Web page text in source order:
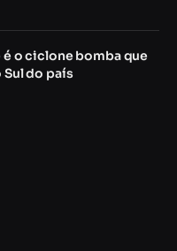
é o ciclone bomba que
do país